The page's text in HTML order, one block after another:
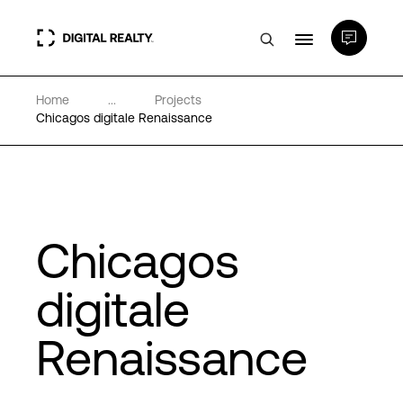
Rechenzentren
Über uns
Home ...
Projects
Chicagos digitale Renaissance
Chicagos
digitale
Renaissance